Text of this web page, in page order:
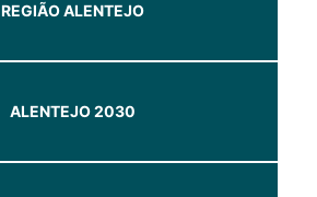
REGIÃO ALENTEJO
ALENTEJO 2030